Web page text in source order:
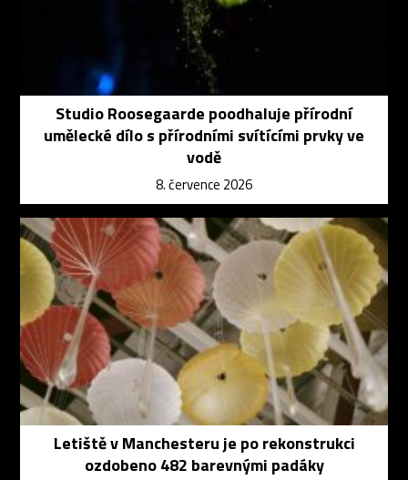
Studio Roosegaarde poodhaluje přírodní
umělecké dílo s přírodními svítícími prvky ve
vodě
8. července 2026
Letiště v Manchesteru je po rekonstrukci
ozdobeno 482 barevnými padáky